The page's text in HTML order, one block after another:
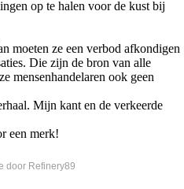
op te halen voor de kust bij
moeten ze een verbod afkondigen
Die zijn de bron van alle
mensenhandelaren ook geen
Mijn kant en de verkeerde
een merk!
door Refinery89